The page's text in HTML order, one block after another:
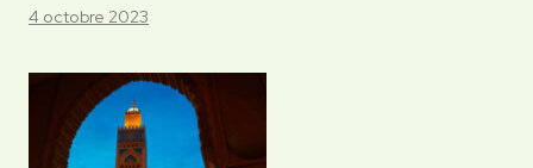
4 octobre 2023